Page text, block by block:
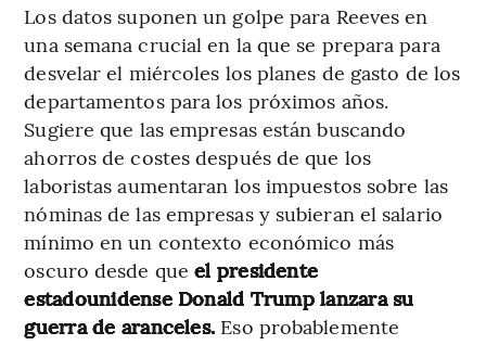
Los datos suponen un golpe para Reeves en
una semana crucial en la que se prepara para
desvelar el miércoles los planes de gasto de los
departamentos para los próximos años.
Sugiere que las empresas están buscando
ahorros de costes después de que los
laboristas aumentaran los impuestos sobre las
nóminas de las empresas y subieran el salario
mínimo en un contexto económico más
oscuro desde queel presidente
estadounidense Donald Trump lanzara su
guerra de aranceles. Eso probablemente